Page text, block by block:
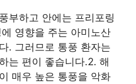
부하고 안에는 프리포링
영향을 주는 아미노산
. 그러므로 통풍 환자는
는 편이 좋습니다.2. 해
매우 높은 통풍을 악화